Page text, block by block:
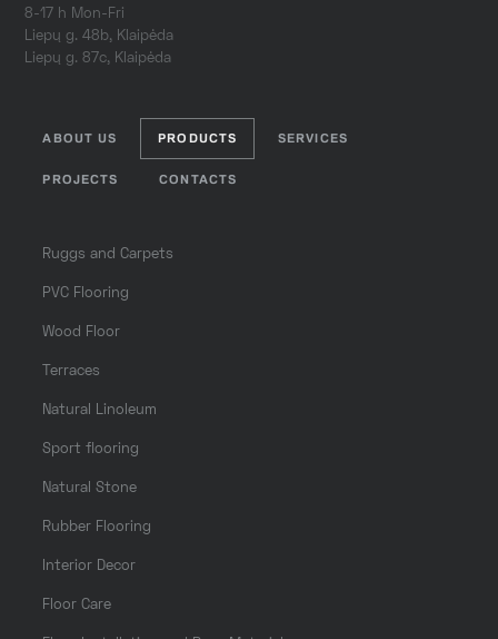
8-17 h Mon-Fri
Liepų g. 48b, Klaipėda
Liepų g. 87c, Klaipėda
ABOUT US PRODUCTS SERVICES
PROJECTS CONTACTS
Ruggs and Carpets
PVC Flooring
Wood Floor
Terraces
Natural Linoleum
Sport flooring
Natural Stone
Rubber Flooring
Interior Decor
Floor Care